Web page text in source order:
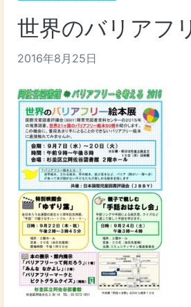
世界のバリアフ
2016年8月25日